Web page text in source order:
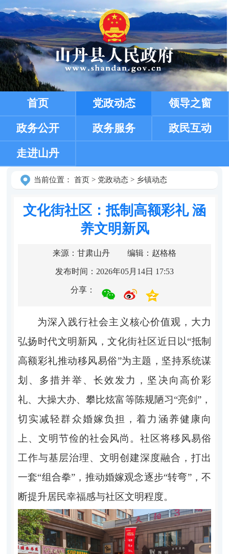
首页 党政动态 领导之窗
政务公开 政务服务 政民互动
走进山丹
当前位置： 首页> 党政动态> 乡镇动态
文化街社区：抵制高额彩礼 涵
养文明新风
来源：甘肃山丹 编辑：赵格格
发布时间：2026年05月14日 17:53
分享：
为深入践行社会主义核心价值观，大力
弘扬时代文明新风，文化街社区近日以“抵制
高额彩礼推动移风易俗”为主题，坚持系统谋
划、多措并举、长效发力，坚决向高价彩
礼、大操大办、攀比炫富等陈规陋习“亮剑”，
切实减轻群众婚嫁负担，着力涵养健康向
上、文明节俭的社会风尚。社区将移风易俗
工作与基层治理、文明创建深度融合，打出
一套“组合拳”，推动婚嫁观念逐步“转弯”，不
断提升居民幸福感与社区文明程度。